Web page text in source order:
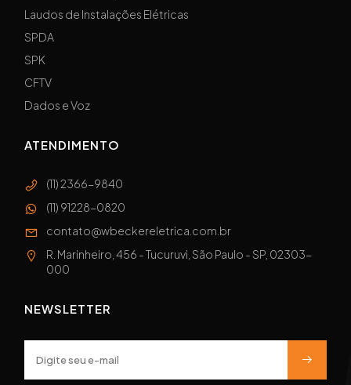
Laudos de Instalações Elétricas
SPDA
SPK
CFTV
Dados e Voz
ATENDIMENTO
(11) 2366-9840
(11) 91228-0820
contato@wbeckereletrica.com.br
R. Marinheiro, 456 - Tucuruvi, São Paulo - SP, 02303-
000
NEWSLETTER